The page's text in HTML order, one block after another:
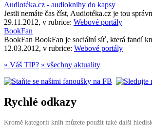
Audiotéka.cz - audioknihy do kapsy
Jestli nemáte čas číst, Audiotéka.cz je tou
29.11.2012, v rubrice: Webové portály
BookFan
BookFan BookFan je sociální síť, která fandí
12.03.2012, v rubrice: Webové portály
» Váš TIP? » všechny aktuality
Rychlé odkazy
Kromě kategorií knih můzete použít také další